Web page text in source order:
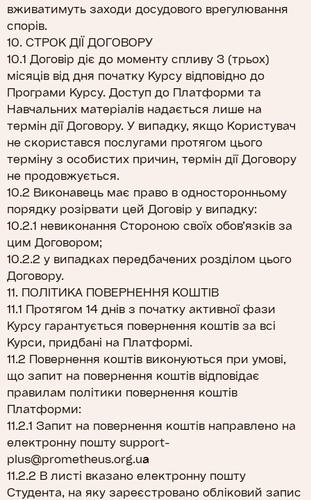
вживатимуть заходи досудового врегулювання
спорів.
10. СТРОК ДІЇ ДОГОВОРУ
10.1 Договір діє до моменту спливу 3 (трьох)
місяців від дня початку Курсу відповідно до
Програми Курсу. Доступ до Платформи та
Навчальних матеріалів надається лише на
термін дії Договору. У випадку, якщо Користувач
не скористався послугами протягом цього
терміну з особистих причин, термін дії Договору
не продовжується.
10.2 Виконавець має право в односторонньому
порядку розірвати цей Договір у випадку:
10.2.1 невиконання Стороною своїх обов’язків за
цим Договором;
10.2.2 у випадках передбачених розділом цього
Договору.
11. ПОЛІТИКА ПОВЕРНЕННЯ КОШТІВ
11.1 Протягом 14 днів з початку активної фази
Курсу гарантується повернення коштів за всі
Курси, придбані на Платформі.
11.2 Повернення коштів виконуються при умові,
що запит на повернення коштів відповідає
правилам політики повернення коштів
Платформи:
11.2.1 Запит на повернення коштів направлено на
електронну пошту support-
plus@prometheus.org.ua
11.2.2 В листі вказано електронну пошту
Студента, на яку зареєстровано обліковий запис